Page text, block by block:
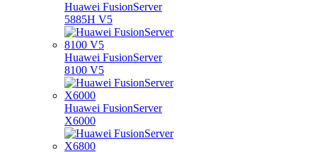
Huawei FusionServer
5885H V5
Huawei FusionServer
8100 V5
Huawei FusionServer
X6000